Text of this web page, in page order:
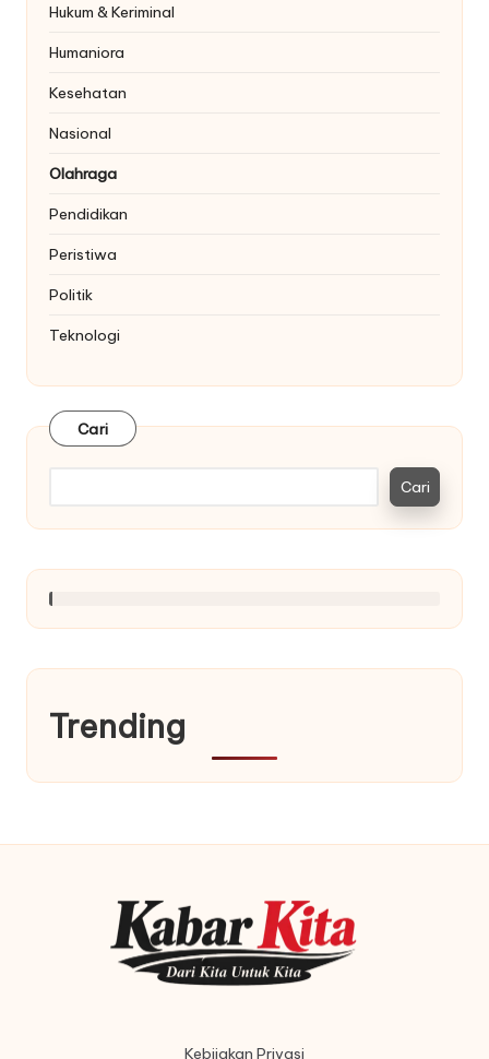
Hukum & Keriminal
Humaniora
Kesehatan
Nasional
Olahraga
Pendidikan
Peristiwa
Politik
Teknologi
Cari
Cari
Trending
Kebijakan Privasi